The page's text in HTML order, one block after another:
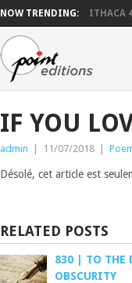
NOW TRENDING: ITHACA
IF YOU
admin 11/07/2018
Désolé, cet article est
RELATED POSTS
830 | TO THE
OBSCURITY